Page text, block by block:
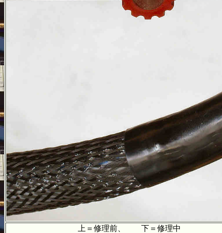
上＝修理前、 下＝修理中